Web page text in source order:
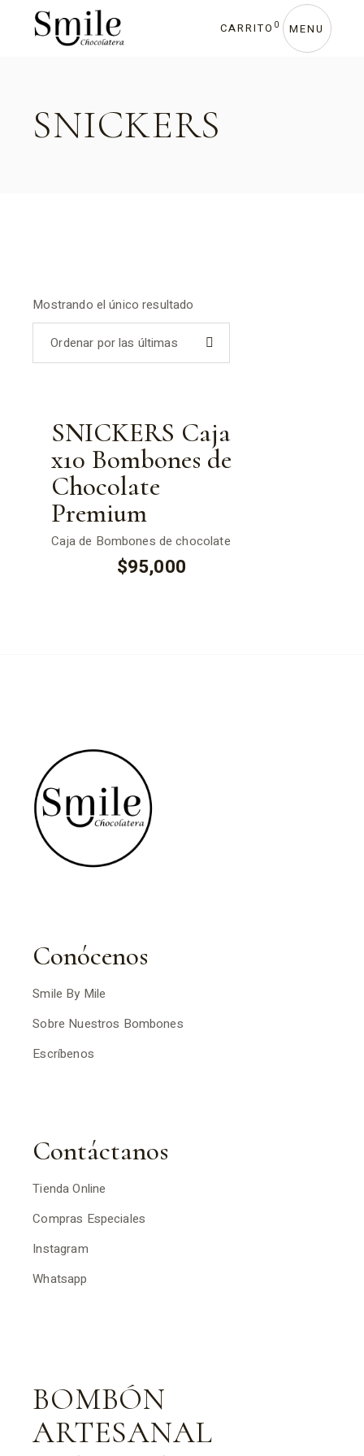
content
CARRITO 0 MENU
SNICKERS
Mostrando el único resultado
Ordenar por las últimas
SNICKERS Caja
x10 Bombones de
Chocolate
Premium
Caja de Bombones de chocolate
$95,000
Conócenos
Smile By Mile
Sobre Nuestros Bombones
Escríbenos
Contáctanos
Tienda Online
Compras Especiales
Instagram
Whatsapp
BOMBÓN
ARTESANAL